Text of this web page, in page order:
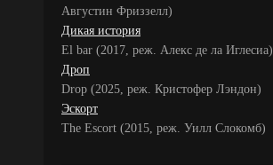
Августин Фриззелл)
Дикая история
El bar (2017, реж. Алекс де ла Иглесиа)
Дроп
Drop (2025, реж. Кристофер Лэндон)
Эскорт
The Escort (2015, реж. Уилл Слокомб)